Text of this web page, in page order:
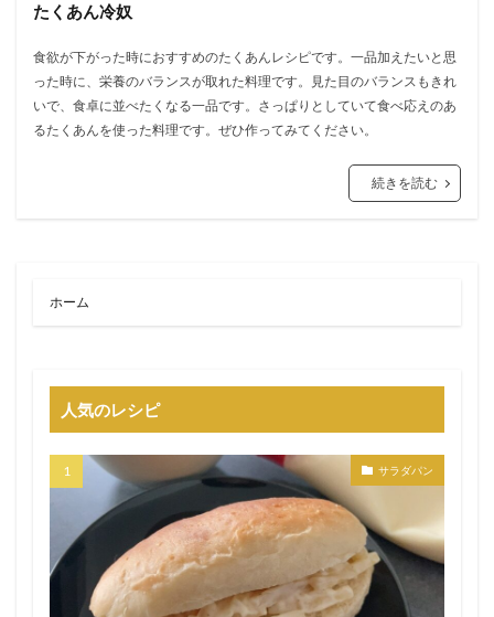
たくあん冷奴
食欲が下がった時におすすめのたくあんレシピです。一品加えたいと思
った時に、栄養のバランスが取れた料理です。見た目のバランスもきれ
いで、食卓に並べたくなる一品です。さっぱりとしていて食べ応えのあ
るたくあんを使った料理です。ぜひ作ってみてください。
続きを読む
ホーム
人気のレシピ
サラダパン